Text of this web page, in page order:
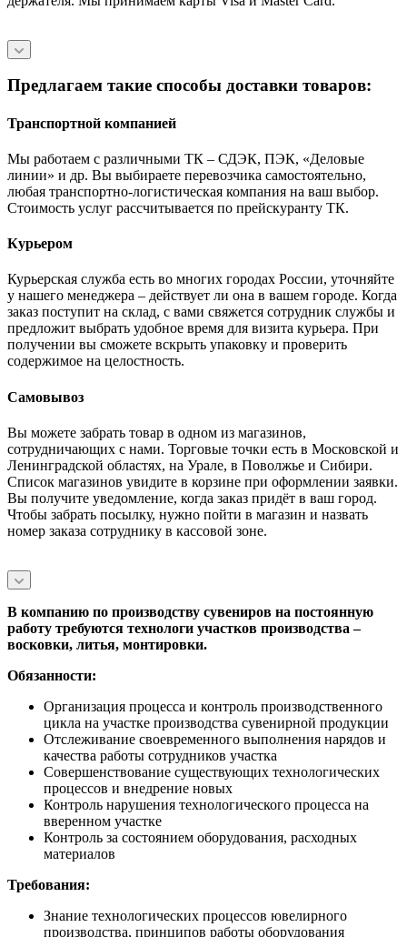
Предлагаем такие способы доставки товаров:
Транспортной компанией
Мы работаем с различными ТК – СДЭК, ПЭК, «Деловые
линии» и др. Вы выбираете перевозчика самостоятельно,
любая транспортно-логистическая компания на ваш выбор.
Cтоимость услуг рассчитывается по прейскуранту ТК.
Курьером
Курьерская служба есть во многих городах России, уточняйте
у нашего менеджера – действует ли она в вашем городе. Когда
заказ поступит на склад, с вами свяжется сотрудник службы и
предложит выбрать удобное время для визита курьера. При
получении вы сможете вскрыть упаковку и проверить
содержимое на целостность.
Самовывоз
Вы можете забрать товар в одном из магазинов,
сотрудничающих с нами. Торговые точки есть в Московской и
Ленинградской областях, на Урале, в Поволжье и Сибири.
Список магазинов увидите в корзине при оформлении заявки.
Вы получите уведомление, когда заказ придёт в ваш город.
Чтобы забрать посылку, нужно пойти в магазин и назвать
номер заказа сотруднику в кассовой зоне.
В компанию по производству сувениров на постоянную
работу требуются технологи участков производства –
восковки, литья, монтировки.
Обязанности:
Организация процесса и контроль производственного
цикла на участке производства сувенирной продукции
Отслеживание своевременного выполнения нарядов и
качества работы сотрудников участка
Совершенствование существующих технологических
процессов и внедрение новых
Контроль нарушения технологического процесса на
вверенном участке
Контроль за состоянием оборудования, расходных
материалов
Требования:
Знание технологических процессов ювелирного
производства, принципов работы оборудования